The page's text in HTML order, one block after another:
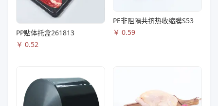
PP贴体托盒261813
￥ 0.52
PE非阻隔共挤热收缩膜S53
￥ 0.59